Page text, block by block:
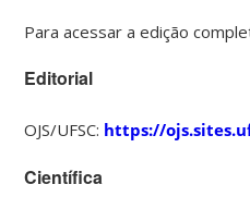
Para acessar a edição
Editorial
OJS/UFSC: https://
Científica